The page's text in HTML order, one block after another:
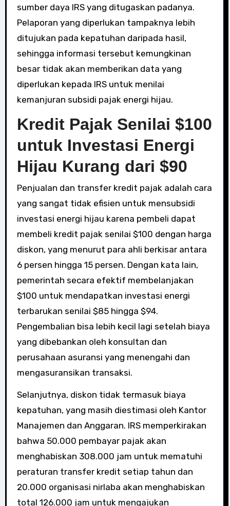
sumber daya IRS yang ditugaskan padanya.
Pelaporan yang diperlukan tampaknya lebih
ditujukan pada kepatuhan daripada hasil,
sehingga informasi tersebut kemungkinan
besar tidak akan memberikan data yang
diperlukan kepada IRS untuk menilai
kemanjuran subsidi pajak energi hijau.
Kredit Pajak Senilai $100
untuk Investasi Energi
Hijau Kurang dari $90
Penjualan dan transfer kredit pajak adalah cara
yang sangat tidak efisien untuk mensubsidi
investasi energi hijau karena pembeli dapat
membeli kredit pajak senilai $100 dengan harga
diskon, yang menurut para ahli berkisar antara
6 persen hingga 15 persen. Dengan kata lain,
pemerintah secara efektif membelanjakan
$100 untuk mendapatkan investasi energi
terbarukan senilai $85 hingga $94.
Pengembalian bisa lebih kecil lagi setelah biaya
yang dibebankan oleh konsultan dan
perusahaan asuransi yang menengahi dan
mengasuransikan transaksi.
Selanjutnya, diskon tidak termasuk biaya
kepatuhan, yang masih diestimasi oleh Kantor
Manajemen dan Anggaran. IRS memperkirakan
bahwa 50.000 pembayar pajak akan
menghabiskan 308.000 jam untuk mematuhi
peraturan transfer kredit setiap tahun dan
20.000 organisasi nirlaba akan menghabiskan
total 126.000 jam untuk mengajukan